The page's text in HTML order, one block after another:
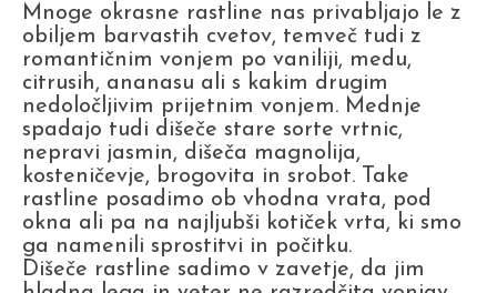
Mnoge okrasne rastline nas privabljajo le z
obiljem barvastih cvetov, temveč tudi z
romantičnim vonjem po vaniliji, medu,
citrusih, ananasu ali s kakim drugim
nedoločljivim prijetnim vonjem. Mednje
spadajo tudi dišeče stare sorte vrtnic,
nepravi jasmin, dišeča magnolija,
kosteničevje, brogovita in srobot. Take
rastline posadimo ob vhodna vrata, pod
okna ali pa na najljubši kotiček vrta, ki smo
ga namenili sprostitvi in počitku.
Dišeče rastline sadimo v zavetje, da jim